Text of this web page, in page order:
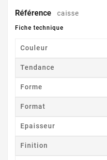
Référence caisse
Fiche technique
Couleur
Tendance
Forme
Format
Epaisseur
Finition